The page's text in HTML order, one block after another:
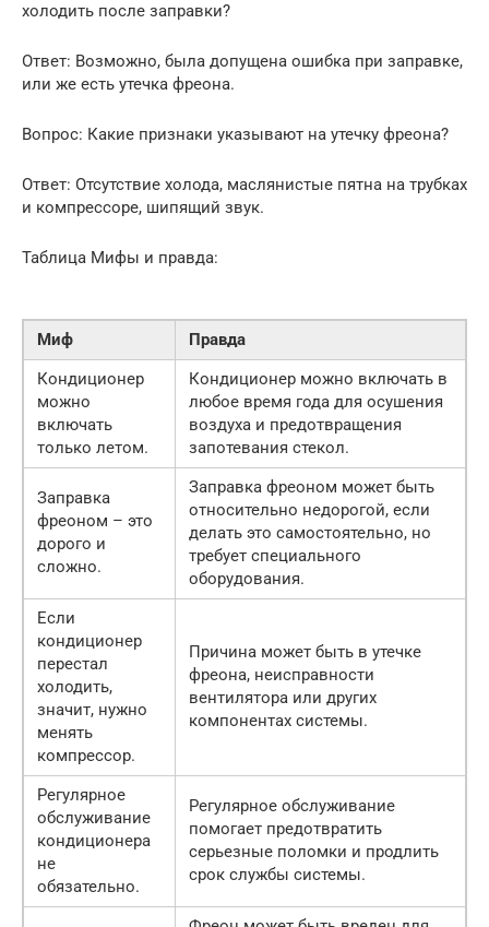
холодить после заправки?
Ответ: Возможно, была допущена ошибка при заправке,
или же есть утечка фреона.
Вопрос: Какие признаки указывают на утечку фреона?
Ответ: Отсутствие холода, маслянистые пятна на трубках
и компрессоре, шипящий звук.
Таблица Мифы и правда:
Миф
Правда
Кондиционер
можно
включать
только летом.
Кондиционер можно включать в
любое время года для осушения
воздуха и предотвращения
запотевания стекол.
Заправка
фреоном – это
дорого и
сложно.
Заправка фреоном может быть
относительно недорогой, если
делать это самостоятельно, но
требует специального
оборудования.
Если
кондиционер
перестал
холодить,
значит, нужно
менять
компрессор.
Причина может быть в утечке
фреона, неисправности
вентилятора или других
компонентах системы.
Регулярное
обслуживание
кондиционера
не
обязательно.
Регулярное обслуживание
помогает предотвратить
серьезные поломки и продлить
срок службы системы.